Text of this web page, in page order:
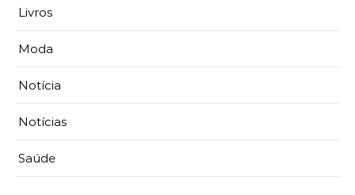
Livros
Moda
Notícia
Notícias
Saúde